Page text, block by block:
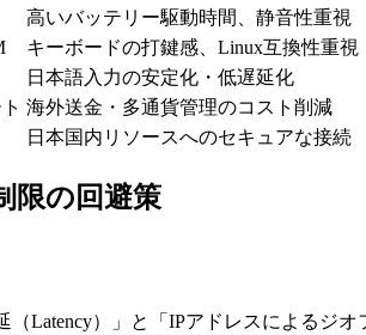
高いバッテリー駆動時間、静音性重視
キーボードの打鍵感、Linux互換性重視
日本語入力の安定化・低遅延化
海外送金・多通貨管理のコスト削減
日本国内リソースへのセキュアな接続
限の回避策
Latency）」と「IPアドレスによるジ